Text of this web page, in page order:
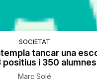
SOCIETAT
tancar una
positius i 350
Marc Solé